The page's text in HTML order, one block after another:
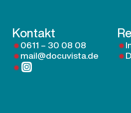
Kontakt
0611 – 30 08 08
mail@docuvista.de